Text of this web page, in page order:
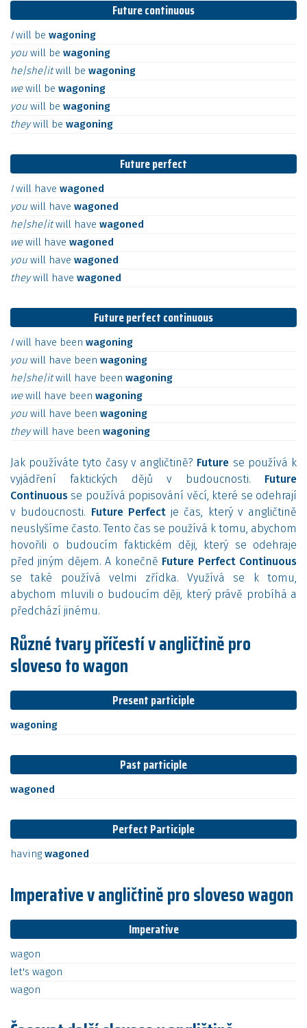
Future continuous
Iwill be wagoning
you will be wagoning
he|she|itwill be wagoning
wewill be wagoning
you will be wagoning
theywill be wagoning
Future perfect
Iwill have wagoned
you will have wagoned
he|she|itwill have wagoned
wewill have wagoned
you will have wagoned
theywill have wagoned
Future perfect continuous
Iwill have been wagoning
you will have been wagoning
he|she|itwill have been wagoning
wewill have been wagoning
you will have been wagoning
theywill have been wagoning
Jak používáte tyto časy v angličtině? Future se používá k
vyjádření faktických dějů v budoucnosti. Future
Continuous se používá popisování věcí, které se odehrají
v budoucnosti. Future Perfectje čas, který v angličtině
neuslyšíme často. Tento čas se používá k tomu, abychom
hovořili o budoucím faktickém ději, který se odehraje
před jiným dějem. A konečně Future Perfect Continuous
se také používá velmi zřídka. Využívá se k tomu,
abychom mluvili o budoucím ději, který právě probíhá a
předchází jinému.
Různé tvary příčestí v angličtině pro
sloveso to wagon
Present participle
wagoning
Past participle
wagoned
Perfect Participle
having wagoned
Imperative v angličtině pro sloveso wagon
Imperative
wagon
let's wagon
wagon